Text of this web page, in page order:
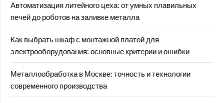
Автоматизация литейного цеха: от умных плавильных
печей до роботов на заливке металла
Как выбрать шкаф с монтажной платой для
электрооборудования: основные критерии и ошибки
Металлообработка в Москве: точность и технологии
современного производства